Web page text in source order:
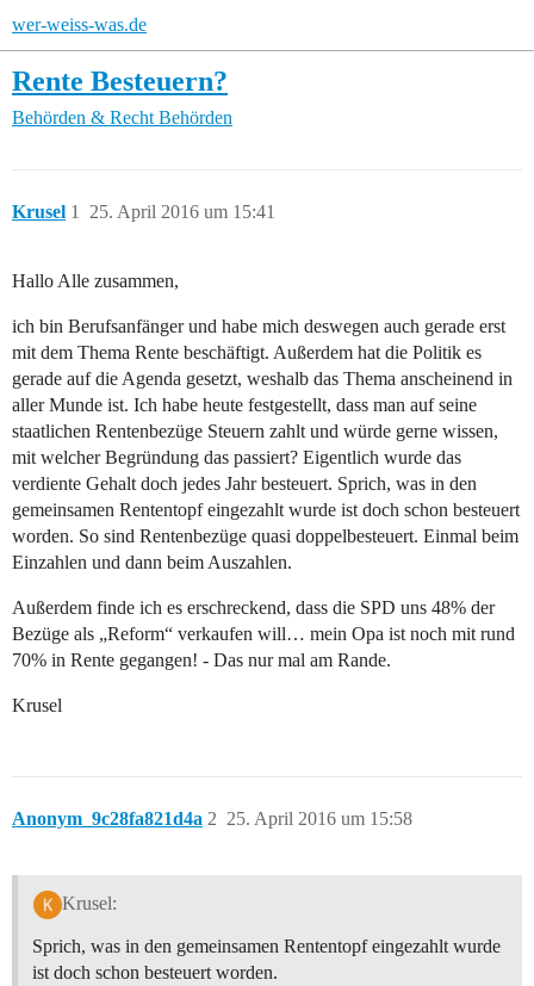
wer-weiss-was.de
Rente Besteuern?
Behörden & Recht Behörden
Krusel 25. April 2016 um 15:41
1
Hallo Alle zusammen,
ich bin Berufsanfänger und habe mich deswegen auch gerade erst
mit dem Thema Rente beschäftigt. Außerdem hat die Politik es
gerade auf die Agenda gesetzt, weshalb das Thema anscheinend in
aller Munde ist. Ich habe heute festgestellt, dass man auf seine
staatlichen Rentenbezüge Steuern zahlt und würde gerne wissen,
mit welcher Begründung das passiert? Eigentlich wurde das
verdiente Gehalt doch jedes Jahr besteuert. Sprich, was in den
gemeinsamen Rententopf eingezahlt wurde ist doch schon besteuert
worden. So sind Rentenbezüge quasi doppelbesteuert. Einmal beim
Einzahlen und dann beim Auszahlen.
Außerdem finde ich es erschreckend, dass die SPD uns 48% der
Bezüge als „Reform“ verkaufen will… mein Opa ist noch mit rund
70% in Rente gegangen! - Das nur mal am Rande.
Krusel
Anonym_9c28fa821d4a 25. April 2016 um 15:58
2
Krusel:
Sprich, was in den gemeinsamen Rententopf eingezahlt wurde
ist doch schon besteuert worden.